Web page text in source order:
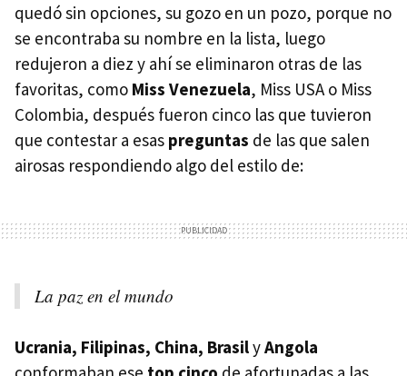
quedó sin opciones, su gozo en un pozo, porque no
se encontraba su nombre en la lista, luego
redujeron a diez y ahí se eliminaron otras de las
favoritas, como Miss Venezuela, Miss USAo Miss
Colombia, después fueron cinco las que tuvieron
que contestar a esas preguntas de las que salen
airosas respondiendo algo del estilo de:
La paz en el mundo
Ucrania, Filipinas, China, BrasilyAngola